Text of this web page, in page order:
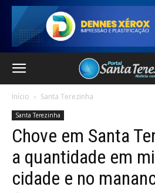
Início Santa Terezinha
Santa Terezinha
Chove em Santa
a quantidade em
cidade e no